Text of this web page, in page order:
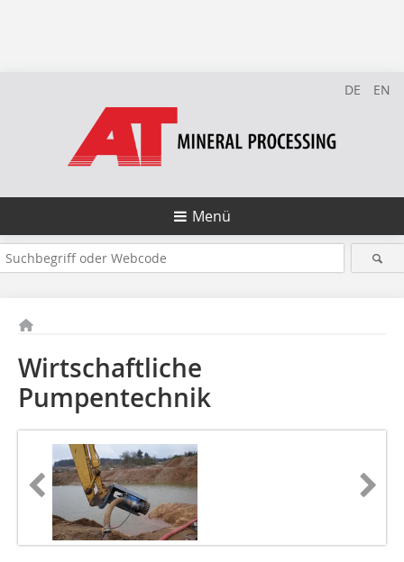
DE EN
Menü
Wirtschaftliche
Pumpentechnik